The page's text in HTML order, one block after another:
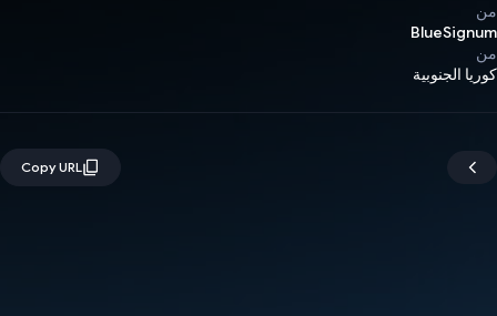
من
BlueSignum
من
كوريا الجنوبية